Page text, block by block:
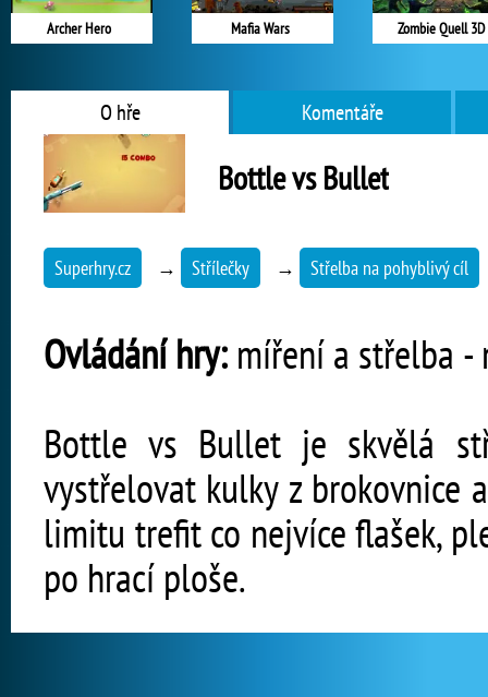
Archer Hero Mafia Wars Zombie Quell 3D
O hře Komentáře
Bottle vs Bullet
Superhry.cz → Střílečky → Střelba na pohyblivý cíl
Ovládání hry: míření a střelba -
Bottle vs Bullet je skvělá
vystřelovat kulky z brokovnice
limitu trefit co nejvíce flašek,
po hrací ploše.